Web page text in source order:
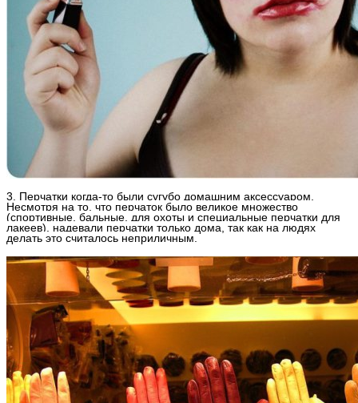
3. Перчатки когда-то были сугубо домашним аксессуаром.
Несмотря на то, что перчаток было великое множество
(спортивные, бальные, для охоты и специальные перчатки для
лакеев), надевали перчатки только дома, так как на людях
делать это считалось неприличным.